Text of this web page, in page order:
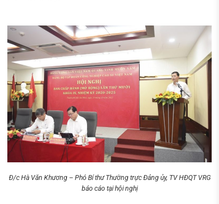
Đ/c Hà Văn Khương – Phó Bí thư Thường trực Đảng ủy, TV HĐQT VRG
báo cáo tại hội nghị